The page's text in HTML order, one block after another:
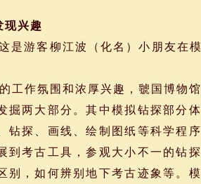
趣
游客柳江波（化名）小朋友在
作氛围和浓厚兴趣，虢国博物
两大部分。其中模拟钻探部分
探、画线、绘制图纸等科学程
考古工具，参观大小不一的钻
，如何辨别地下考古迹象等。